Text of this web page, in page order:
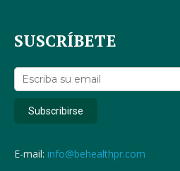
SUSCRÍBETE
E-mail: info@behealthpr.com